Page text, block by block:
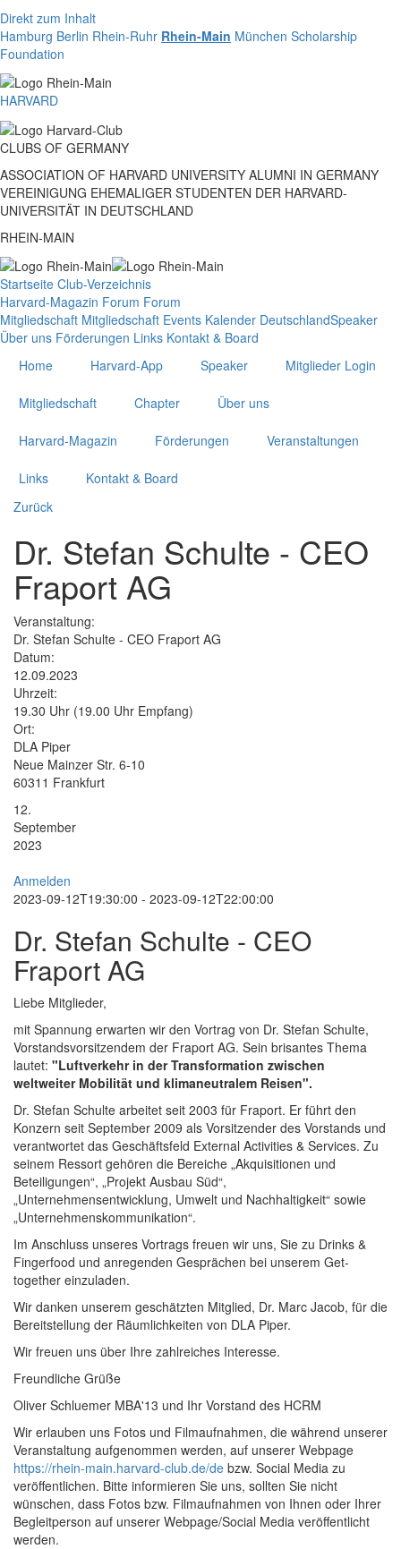
Direkt zum Inhalt
Hamburg Berlin Rhein-Ruhr Rhein-Main München Scholarship
Foundation
HARVARD
CLUBS OF GERMANY
ASSOCIATION OF HARVARD UNIVERSITY ALUMNI IN GERMANY
VEREINIGUNG EHEMALIGER STUDENTEN DER HARVARD-
UNIVERSITÄT IN DEUTSCHLAND
RHEIN-MAIN
Startseite Club-Verzeichnis
Harvard-Magazin Forum Forum
Mitgliedschaft Mitgliedschaft Events Kalender DeutschlandSpeaker
Über uns Förderungen Links Kontakt & Board
Home
Harvard-App Speaker Mitglieder Login
Mitgliedschaft Chapter Über uns
Harvard-Magazin Förderungen Veranstaltungen
Links
Kontakt & Board
Zurück
Dr. Stefan Schulte - CEO
Fraport AG
Veranstaltung:
Dr. Stefan Schulte - CEO Fraport AG
Datum:
12.09.2023
Uhrzeit:
19.30 Uhr (19.00 Uhr Empfang)
Ort:
DLA Piper
Neue Mainzer Str. 6-10
60311 Frankfurt
12.
September
2023
Anmelden
2023-09-12T19:30:00 - 2023-09-12T22:00:00
Dr. Stefan Schulte - CEO
Fraport AG
Liebe Mitglieder,
mit Spannung erwarten wir den Vortrag von Dr. Stefan Schulte,
Vorstandsvorsitzendem der Fraport AG. Sein brisantes Thema
lautet: "Luftverkehr in der Transformation zwischen
weltweiter Mobilität und klimaneutralem Reisen".
Dr. Stefan Schulte arbeitet seit 2003 für Fraport. Er führt den
Konzern seit September 2009 als Vorsitzender des Vorstands und
verantwortet das Geschäftsfeld External Activities & Services. Zu
seinem Ressort gehören die Bereiche „Akquisitionen und
Beteiligungen“, „Projekt Ausbau Süd“,
„Unternehmensentwicklung, Umwelt und Nachhaltigkeit“ sowie
„Unternehmenskommunikation“.
Im Anschluss unseres Vortrags freuen wir uns, Sie zu Drinks &
Fingerfood und anregenden Gesprächen bei unserem Get-
together einzuladen.
Wir danken unserem geschätzten Mitglied, Dr. Marc Jacob, für die
Bereitstellung der Räumlichkeiten von DLA Piper.
Wir freuen uns über Ihre zahlreiches Interesse.
Freundliche Grüße
Oliver Schluemer MBA'13 und Ihr Vorstand des HCRM
Wir erlauben uns Fotos und Filmaufnahmen, die während unserer
Veranstaltung aufgenommen werden, auf unserer Webpage
https://rhein-main.harvard-club.de/de bzw. Social Media zu
veröffentlichen. Bitte informieren Sie uns, sollten Sie nicht
wünschen, dass Fotos bzw. Filmaufnahmen von Ihnen oder Ihrer
Begleitperson auf unserer Webpage/Social Media veröffentlicht
werden.